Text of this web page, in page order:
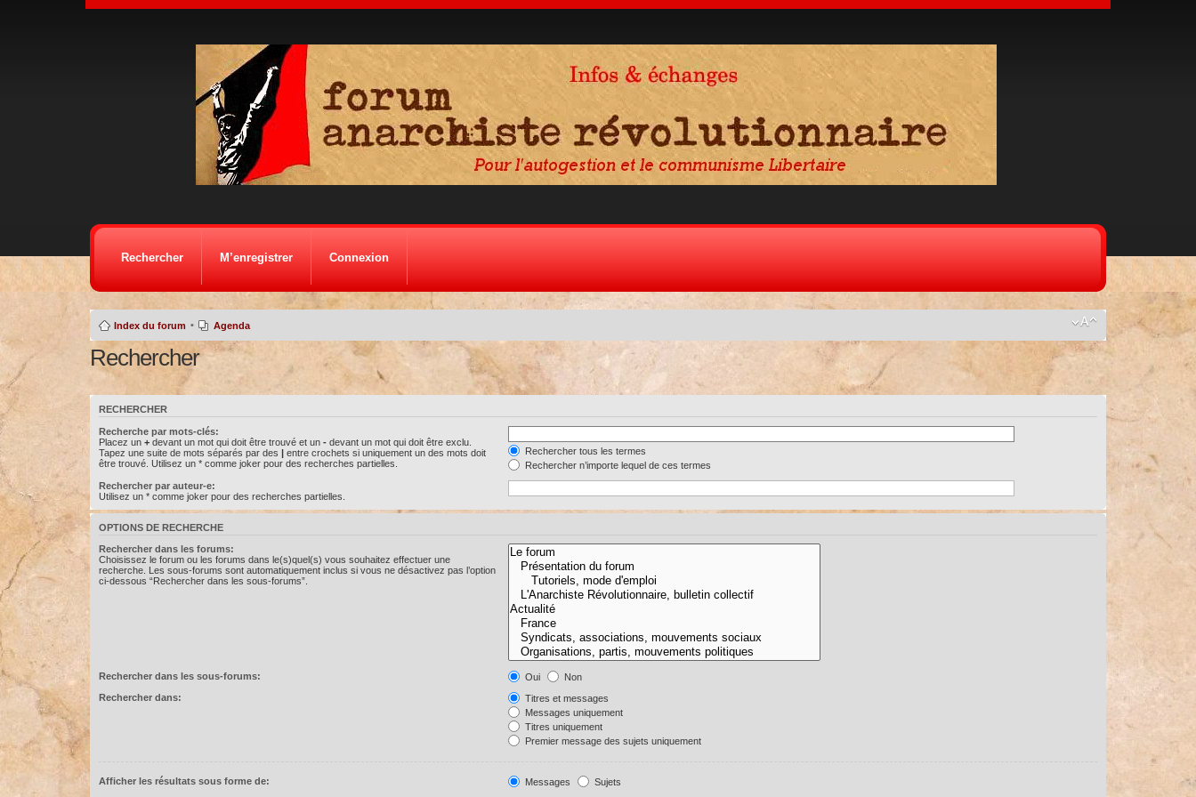
Rechercher M’enregistrer Connexion
Index du forum • Agenda
Rechercher
RECHERCHER
Recherche par mots-clés:
Placez un +devant un mot qui doit être trouvé et un -devant un mot qui doit être exclu.
Tapez une suite de mots séparés par des |entre crochets si uniquement un des mots doit
être trouvé. Utilisez un * comme joker pour des recherches partielles.
Rechercher tous les termes
Rechercher n’importe lequel de ces termes
Rechercher par auteur-e:
Utilisez un * comme joker pour des recherches partielles.
OPTIONS DE RECHERCHE
Rechercher dans les forums:
Choisissez le forum ou les forums dans le(s)quel(s) vous souhaitez effectuer une
recherche. Les sous-forums sont automatiquement inclus si vous ne désactivez pas l’option
ci-dessous “Rechercher dans les sous-forums”.
Rechercher dans les sous-forums: Oui
Non
Rechercher dans:
Titres et messages
Messages uniquement
Titres uniquement
Premier message des sujets uniquement
Afficher les résultats sous forme de: Messages Sujets